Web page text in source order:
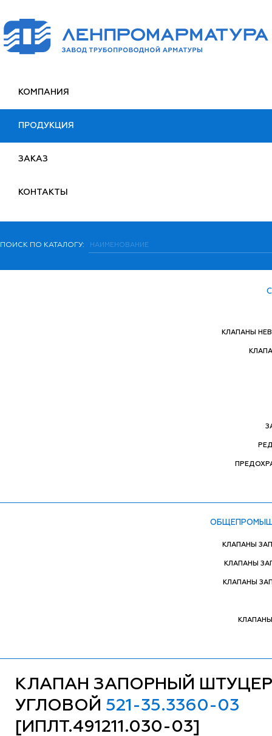
КОМПАНИЯ
ПРОДУКЦИЯ
ЗАКАЗ
КОНТАКТЫ
ПОИСК ПО КАТАЛОГУ:
КЛАПАНЫ
КЛАПАНЫ
КЛАПАНЫ
КЛАПАНЫ
КЛАПАН ЗАПОРНЫЙ
УГЛОВОЙ 521-35.3360-03
[ИПЛТ.491211.030-03]